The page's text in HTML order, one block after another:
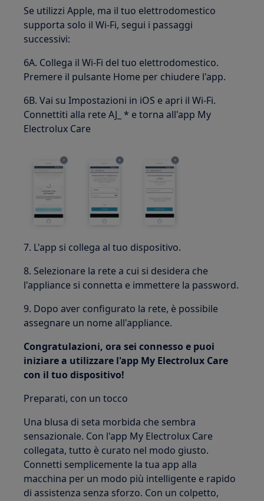
Se utilizzi Apple, ma il tuo elettrodomestico
supporta solo il Wi-Fi, segui i passaggi
successivi:
6A. Collega il Wi-Fi del tuo elettrodomestico.
Premere il pulsante Home per chiudere l'app.
6B. Vai su Impostazioni in iOS e apri il Wi-Fi.
Connettiti alla rete AJ_ * e torna all'app My
Electrolux Care
7. L'app si collega al tuo dispositivo.
8. Selezionare la rete a cui si desidera che
l'appliance si connetta e immettere la password.
9. Dopo aver configurato la rete, è possibile
assegnare un nome all'appliance.
Congratulazioni, ora sei connesso e puoi
iniziare a utilizzare l'app My Electrolux Care
con il tuo dispositivo!
Preparati, con un tocco
Una blusa di seta morbida che sembra
sensazionale. Con l'app My Electrolux Care
collegata, tutto è curato nel modo giusto.
Connetti semplicemente la tua app alla
macchina per un modo più intelligente e rapido
di assistenza senza sforzo. Con un colpetto,